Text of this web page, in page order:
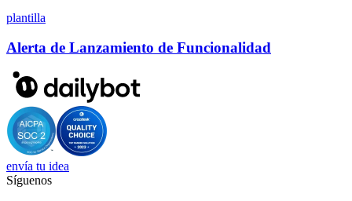
plantilla
Alerta de Lanzamiento de Funcionalidad
envía tu idea
Síguenos